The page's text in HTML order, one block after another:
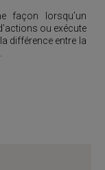
façon lorsqu’un
ou exécute
différence entre la